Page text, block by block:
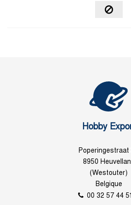
Hobby
Poperingestraat
8950
(Westouter)
Belgique
00 32 57 44